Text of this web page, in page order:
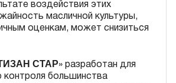
воздействия этих
масличной культуры,
оценкам, может снизиться
СТАР» разработан для
контроля большинства